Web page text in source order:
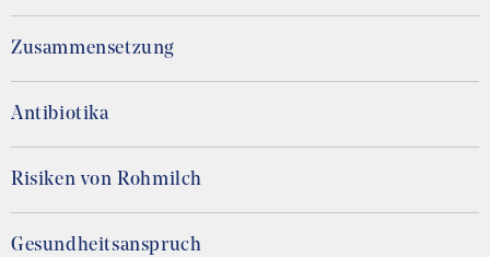
Zusammensetzung
Antibiotika
Risiken von Rohmilch
Gesundheitsanspruch